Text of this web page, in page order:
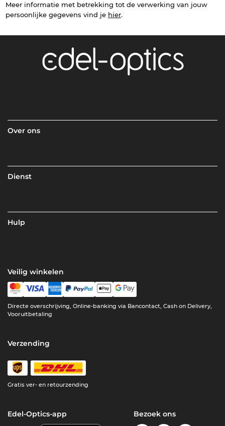
Meer informatie met betrekking tot de verwerking van jouw
persoonlijke gegevens vind je hier.
Over ons
Dienst
Hulp
Veilig winkelen
Directe overschrijving, Online-banking via Bancontact, Cash on Delivery,
Vooruitbetaling
Verzending
Gratis ver- en retourzending
Edel-Optics-app Bezoek ons